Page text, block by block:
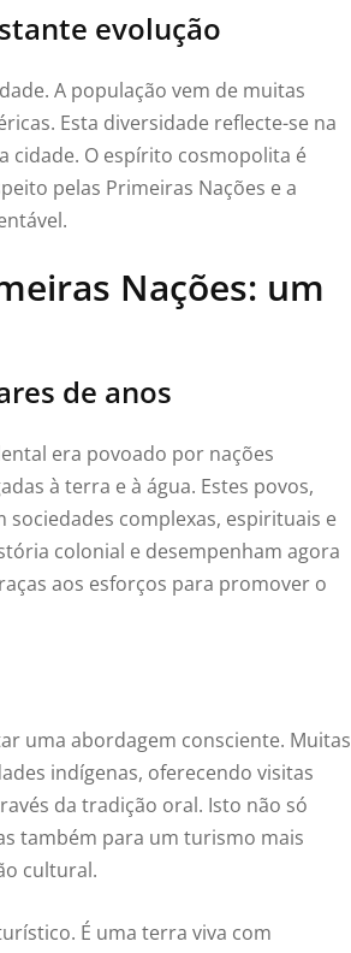
evolução
A população vem de muitas
Esta diversidade reflecte-se na
cidade. O espírito cosmopolita é
pelas Primeiras Nações e a
Nações: um
de anos
era povoado por nações
à terra e à água. Estes povos,
sociedades complexas, espirituais e
colonial e desempenham agora
aos esforços para promover o
uma abordagem consciente. Muitas
indígenas, oferecendo visitas
da tradição oral. Isto não só
também para um turismo mais
cultural.
É uma terra viva com